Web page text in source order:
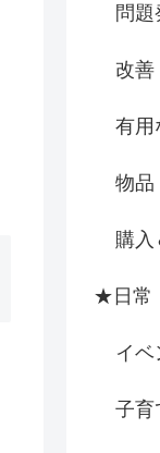
問題
改善
有用
物品
購入
★日常
イベ
子育